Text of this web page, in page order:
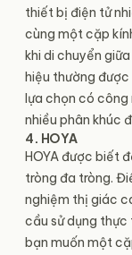
thiết bị điện tử
cùng một cặp
khi di chuyển
hiệu thường
lựa chọn có công
nhiều phân khúc
4. HOYA
HOYA được biết
tròng đa tròng.
nghiệm thị giác
cầu sử dụng thực
bạn muốn một